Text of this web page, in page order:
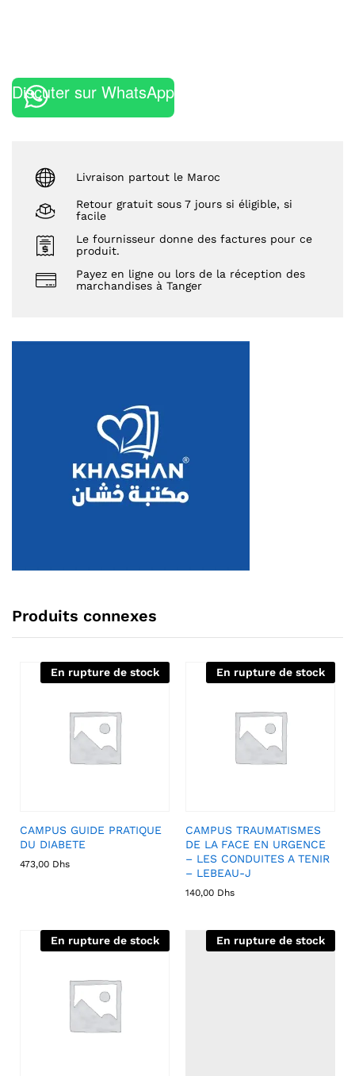
Discuter sur WhatsApp
Livraison partout le Maroc
Retour gratuit sous 7 jours si éligible, si
facile
Le fournisseur donne des factures pour ce
produit.
Payez en ligne ou lors de la réception des
marchandises à Tanger
Produits connexes
En rupture de stock
CAMPUS GUIDE PRATIQUE
DU DIABETE
473,00 Dhs
En rupture de stock
CAMPUS TRAUMATISMES
DE LA FACE EN URGENCE
– LES CONDUITES A TENIR
– LEBEAU-J
140,00 Dhs
En rupture de stock En rupture de stock